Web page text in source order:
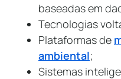
baseadas em
Tecnologias
Plataformas de
ambiental;
Sistemas